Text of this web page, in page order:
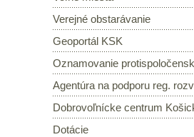
Verejné obstarávanie
Geoportál KSK
Oznamovanie
Agentúra na podporu reg.
Dobrovoľnícke centrum
Dotácie